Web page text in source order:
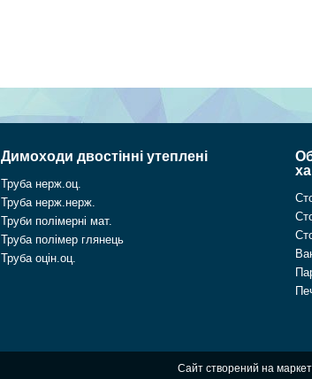
Димоходи двостінні утеплені
Труба нерж.оц.
Труба нерж.нерж.
Труби полімерні мат.
Труба полімер глянець
Труба оцін.оц.
Сайт створений на